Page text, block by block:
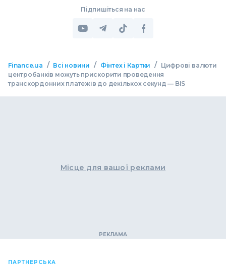
Підпишіться на нас
Finance.ua / Всі новини / Фінтех і Картки /
Цифрові валюти
центробанків можуть прискорити проведення
транскордонних платежів до декількох секунд — BIS
Місце для вашої реклами
ПАРТНЕРСЬКА